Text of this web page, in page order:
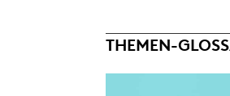
THEMEN-